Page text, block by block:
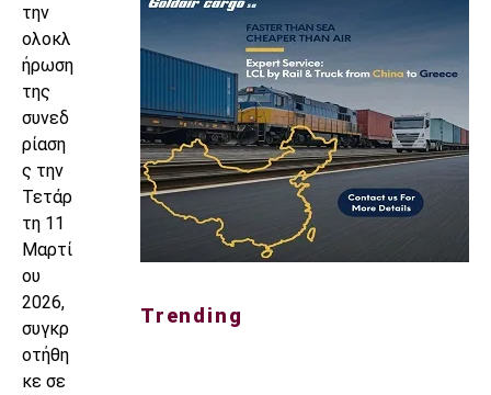
την
ολοκλ
ήρωση
της
συνεδ
ρίαση
ς την
Τετάρ
τη 11
Μαρτί
ου
2026,
συγκρ
οτήθη
κε σε
Trending